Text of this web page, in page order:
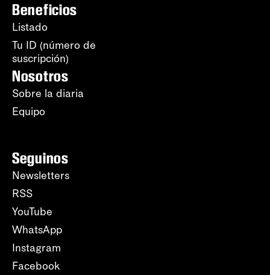
Beneficios
Listado
Tu ID (número de
suscripción)
Nosotros
Sobre la diaria
Equipo
Seguinos
Newsletters
RSS
YouTube
WhatsApp
Instagram
Facebook